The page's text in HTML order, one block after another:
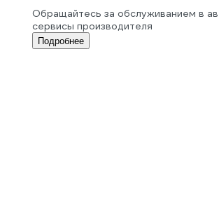
Обращайтесь за обслуживанием в
сервисы производителя
Подробнее